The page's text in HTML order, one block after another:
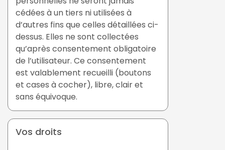
cédées à un tiers ni utilisées à
d’autres fins que celles détaillées ci-
dessus. Elles ne sont collectées
qu’après consentement obligatoire
de l’utilisateur. Ce consentement
est valablement recueilli (boutons
et cases à cocher), libre, clair et
sans équivoque.
Vos droits